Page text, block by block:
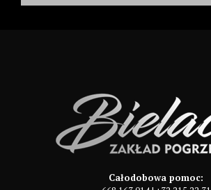
Całodobowa pomoc: